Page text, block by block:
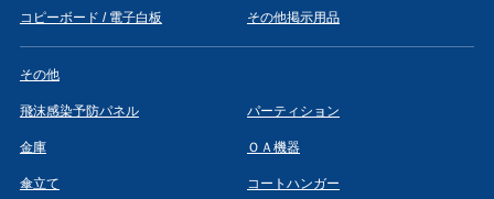
コピーボード / 電子白板 その他掲示用品
その他
飛沫感染予防パネル パーティション
金庫 ＯＡ機器
傘立て コートハンガー